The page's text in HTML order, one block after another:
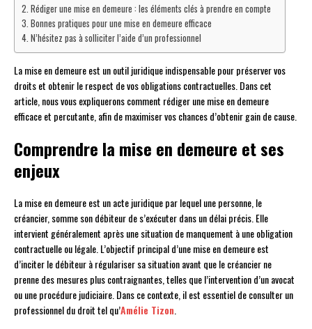
Rédiger une mise en demeure : les éléments clés à prendre en compte
Bonnes pratiques pour une mise en demeure efficace
N’hésitez pas à solliciter l’aide d’un professionnel
La mise en demeure est un outil juridique indispensable pour préserver vos
droits et obtenir le respect de vos obligations contractuelles. Dans cet
article, nous vous expliquerons comment rédiger une mise en demeure
efficace et percutante, afin de maximiser vos chances d’obtenir gain de cause.
Comprendre la mise en demeure et ses
enjeux
La mise en demeure est un acte juridique par lequel une personne, le
créancier, somme son débiteur de s’exécuter dans un délai précis. Elle
intervient généralement après une situation de manquement à une obligation
contractuelle ou légale. L’objectif principal d’une mise en demeure est
d’inciter le débiteur à régulariser sa situation avant que le créancier ne
prenne des mesures plus contraignantes, telles que l’intervention d’un avocat
ou une procédure judiciaire. Dans ce contexte, il est essentiel de consulter un
professionnel du droit tel qu’Amélie Tizon